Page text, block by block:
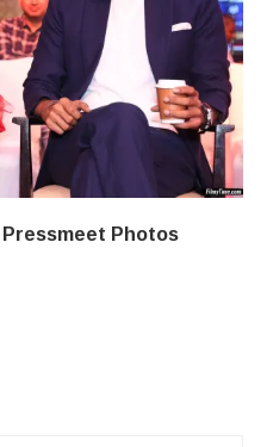
Photos